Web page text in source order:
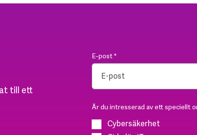
till ett
E-post*
Är du intresserad av ett speciellt
Cybersäkerhet